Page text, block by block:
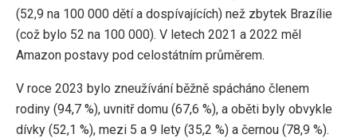
(52,9 na 100 000 dětí a dospívajících) než zbytek Brazílie
(což bylo 52 na 100 000). V letech 2021 a 2022 měl
Amazon postavy pod celostátním průměrem.
V roce 2023 bylo zneužívání běžně spácháno členem
rodiny (94,7 %), uvnitř domu (67,6 %), a oběti byly obvykle
dívky (52,1 %), mezi 5 a 9 lety (35,2 %) a černou (78,9 %).